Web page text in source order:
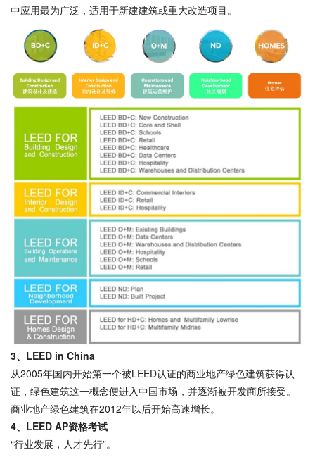
中应用最为广泛，适用于新建建筑或重大改造项目。
3、LEED in China
从2005年国内开始第一个被LEED认证的商业地产绿色建筑获得认
证，绿色建筑这一概念便进入中国市场，并逐渐被开发商所接受。
商业地产绿色建筑在2012年以后开始高速增长。
4、LEED AP资格考试
“行业发展，人才先行”。